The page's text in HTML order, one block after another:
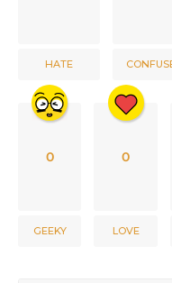
HATE
0
GEEKY
0
LOVE